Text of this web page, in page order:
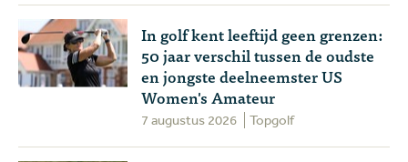
In golf kent leeftijd geen grenzen:
50 jaar verschil tussen de oudste
en jongste deelneemster US
Women's Amateur
7 augustus 2026 Topgolf